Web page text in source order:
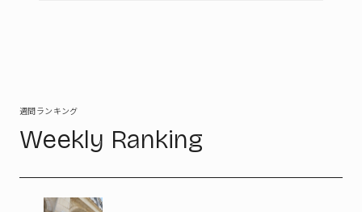
週間ランキング
Weekly Ranking